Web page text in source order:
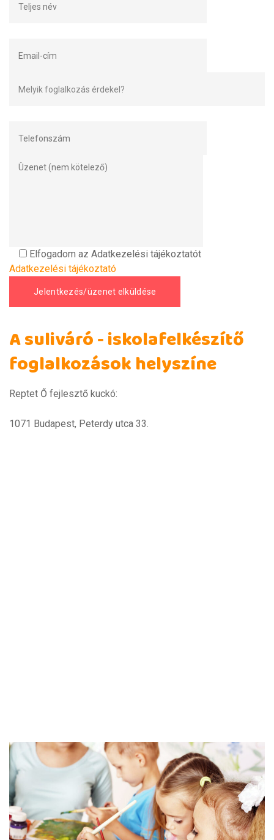
Elfogadom az Adatkezelési tájékoztatót
Adatkezelési tájékoztató
A suliváró - iskolafelkészítő
foglalkozások helyszíne
Reptet Ő fejlesztő kuckó:
1071 Budapest, Peterdy utca 33.